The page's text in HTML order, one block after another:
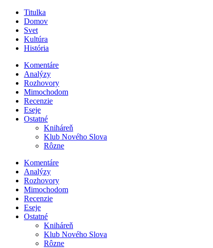
Titulka
Domov
Svet
Kultúra
História
Komentáre
Analýzy
Rozhovory
Mimochodom
Recenzie
Eseje
Ostatné
Kniháreň
Klub Nového Slova
Rôzne
Komentáre
Analýzy
Rozhovory
Mimochodom
Recenzie
Eseje
Ostatné
Kniháreň
Klub Nového Slova
Rôzne